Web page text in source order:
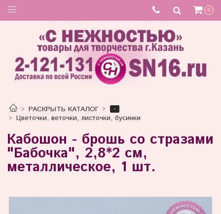
0
РАСКРЫТЬ КАТАЛОГ
-
Цветочки, веточки, листочки, бусинки
Кабошон - брошь со стразами
"Бабочка", 2,8*2 см,
металлическое, 1 шт.
Товар отсутствует